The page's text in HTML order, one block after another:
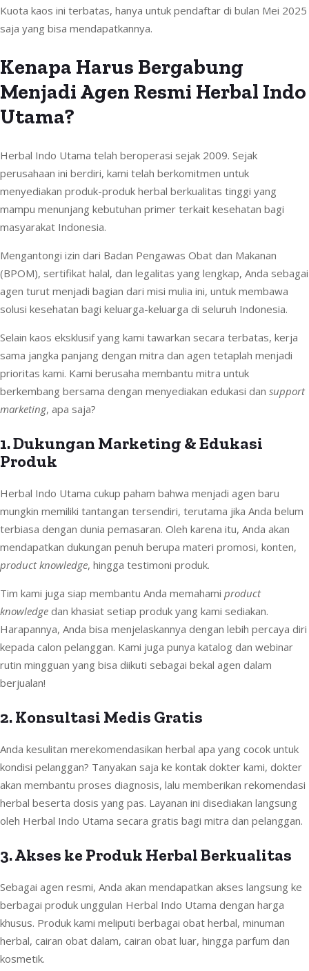
Kuota kaos ini terbatas, hanya untuk pendaftar di bulan Mei 2025
saja yang bisa mendapatkannya.
Kenapa Harus Bergabung
Menjadi Agen Resmi Herbal Indo
Utama?
Herbal Indo Utama telah beroperasi sejak 2009. Sejak
perusahaan ini berdiri, kami telah berkomitmen untuk
menyediakan produk-produk herbal berkualitas tinggi yang
mampu menunjang kebutuhan primer terkait kesehatan bagi
masyarakat Indonesia.
Mengantongi izin dari Badan Pengawas Obat dan Makanan
(BPOM), sertifikat halal, dan legalitas yang lengkap, Anda sebagai
agen turut menjadi bagian dari misi mulia ini, untuk membawa
solusi kesehatan bagi keluarga-keluarga di seluruh Indonesia.
Selain kaos eksklusif yang kami tawarkan secara terbatas, kerja
sama jangka panjang dengan mitra dan agen tetaplah menjadi
prioritas kami. Kami berusaha membantu mitra untuk
berkembang bersama dengan menyediakan edukasi dan support
marketing, apa saja?
1. Dukungan Marketing & Edukasi
Produk
Herbal Indo Utama cukup paham bahwa menjadi agen baru
mungkin memiliki tantangan tersendiri, terutama jika Anda belum
terbiasa dengan dunia pemasaran. Oleh karena itu, Anda akan
mendapatkan dukungan penuh berupa materi promosi, konten,
product knowledge, hingga testimoni produk.
Tim kami juga siap membantu Anda memahami product
knowledge dan khasiat setiap produk yang kami sediakan.
Harapannya, Anda bisa menjelaskannya dengan lebih percaya diri
kepada calon pelanggan. Kami juga punya katalog dan webinar
rutin mingguan yang bisa diikuti sebagai bekal agen dalam
berjualan!
2. Konsultasi Medis Gratis
Anda kesulitan merekomendasikan herbal apa yang cocok untuk
kondisi pelanggan? Tanyakan saja ke kontak dokter kami, dokter
akan membantu proses diagnosis, lalu memberikan rekomendasi
herbal beserta dosis yang pas. Layanan ini disediakan langsung
oleh Herbal Indo Utama secara gratis bagi mitra dan pelanggan.
3. Akses ke Produk Herbal Berkualitas
Sebagai agen resmi, Anda akan mendapatkan akses langsung ke
berbagai produk unggulan Herbal Indo Utama dengan harga
khusus. Produk kami meliputi berbagai obat herbal, minuman
herbal, cairan obat dalam, cairan obat luar, hingga parfum dan
kosmetik.